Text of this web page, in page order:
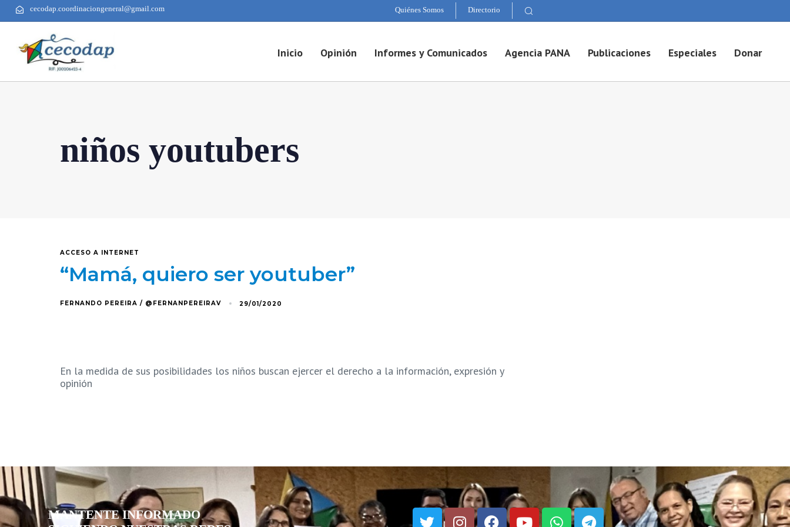
cecodap.coordinaciongeneral@gmail.com Quiénes Somos Directorio
Inicio Opinión Informes y Comunicados Agencia PANA Publicaciones Especiales Donar
niños youtubers
ACCESO A INTERNET
“Mamá, quiero ser youtuber”
FERNANDO PEREIRA / @FERNANPEREIRAV 29/01/2020
En la medida de sus posibilidades los niños buscan ejercer el derecho a la información, expresión y
opinión
MANTENTE INFORMADO